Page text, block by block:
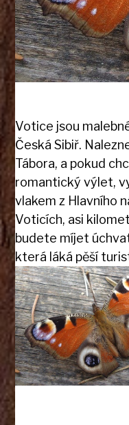
Votice jsou
Česká Sibiř.
Tábora, a pokud
romantický výlet,
vlakem z Hlavního
Voticích, asi
budete míjet
která láká pěší